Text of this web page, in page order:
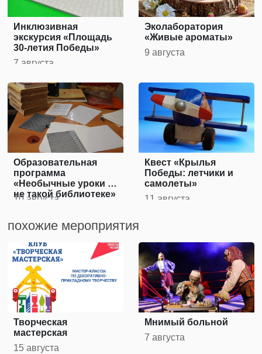
Инклюзивная
экскурсия «Площадь
30-летия Победы»
7 августа
Эколаборатория
«Живые ароматы»
9 августа
Образовательная
программа
«Необычные уроки в
не такой библиотеке»
10 августа
Квест «Крылья
Победы: летчики и
самолеты»
11 августа
похожие мероприятия
Творческая
мастерская
15 августа
Мнимый больной
7 августа